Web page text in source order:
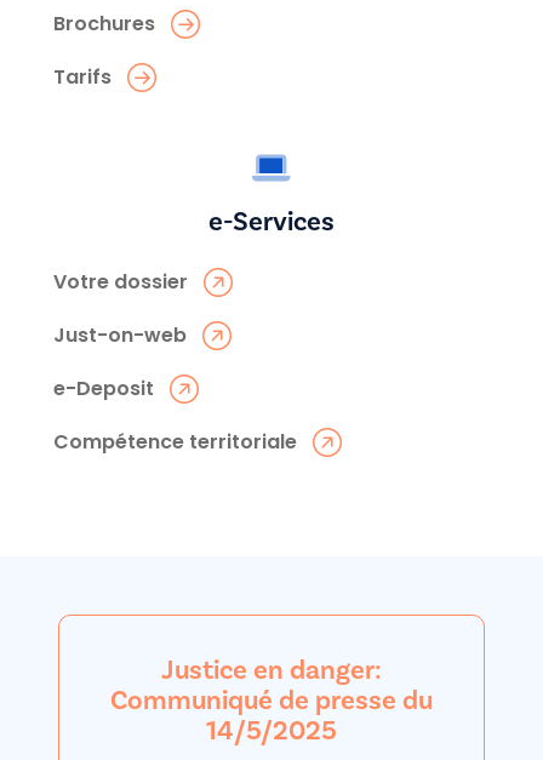
Brochures
Tarifs
e-Services
Votre dossier
Just-on-web
e-Deposit
Compétence territoriale
Justice en danger:
Communiqué de presse du
14/5/2025